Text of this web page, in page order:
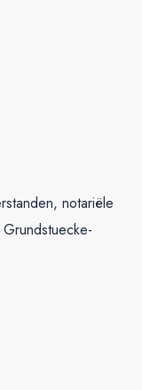
notariële